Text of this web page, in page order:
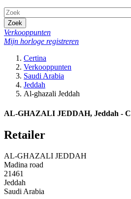
Zoek
Verkooppunten
Mijn horloge registreren
Certina
Verkooppunten
Saudi Arabia
Jeddah
Al-ghazali Jeddah
AL-GHAZALI JEDDAH, Jeddah -
Retailer
AL-GHAZALI JEDDAH
Madina road
21461
Jeddah
Saudi Arabia